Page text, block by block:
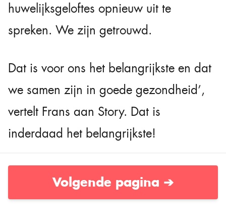
huwelijksgeloftes opnieuw uit te
spreken. We zijn getrouwd.
Dat is voor ons het belangrijkste en dat
we samen zijn in goede gezondheid’,
vertelt Frans aan Story. Dat is
inderdaad het belangrijkste!
Volgende pagina ➔